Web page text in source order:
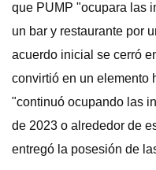
que PUMP "ocupara las
un bar y restaurante por
acuerdo inicial se cerró
convirtió en un elemento
"continuó ocupando las
de 2023 o alrededor de
entregó la posesión de